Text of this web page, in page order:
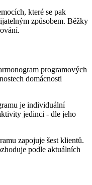
které se pak
způsobem. Běžky
programových
domácnosti
je individuální
jedinci - dle jeho
zapojuje šest klientů.
podle aktuálních